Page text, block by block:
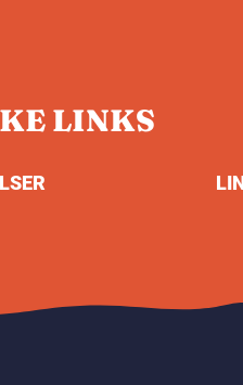
LINKS